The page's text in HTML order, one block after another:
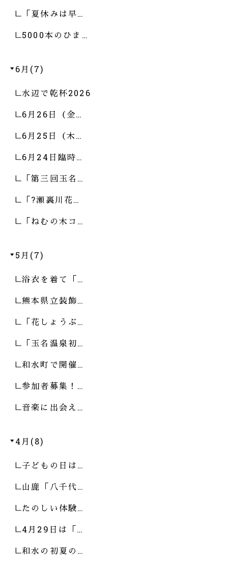
「夏休みは早…
5000本のひま…
6月(7)
水辺で乾杯2026
6月26日（金…
6月25日（木…
6月24日臨時…
「第三回玉名…
「?瀬裏川花…
「ねむの木コ…
5月(7)
浴衣を着て「…
熊本県立装飾…
「花しょうぶ…
「玉名温泉初…
和水町で開催…
参加者募集！…
音楽に出会え…
4月(8)
子どもの日は…
山鹿「八千代…
たのしい体験…
4月29日は「…
和水の初夏の…